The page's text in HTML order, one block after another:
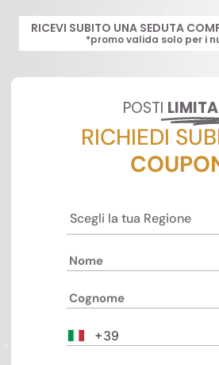
RICEVI SUBITO UNA SEDUTA
*promo valida solo per i
POSTI
RICHIEDI
+39